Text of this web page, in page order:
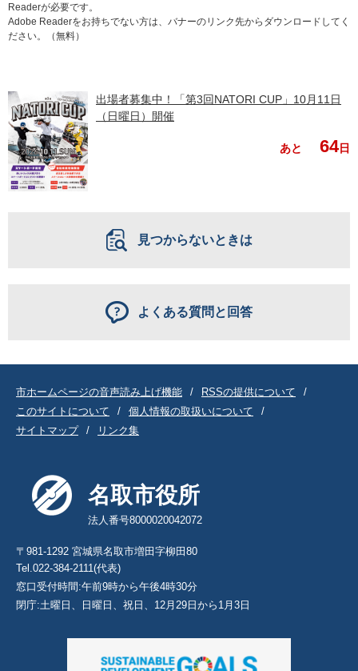
Readerが必要です。
Adobe Readerをお持ちでない方は、バナーのリンク先からダウンロードしてく
ださい。（無料）
出場者募集中！「第3回NATORI CUP」10月11日
（日曜日）開催
あと 64日
見つからないときは
よくある質問と回答
市ホームページの音声読み上げ機能
RSSの提供について
このサイトについて
個人情報の取扱いについて
サイトマップ
リンク集
名取市役所
法人番号8000020042072
〒981-1292 宮城県名取市増田字柳田80
Tel.022-384-2111(代表)
窓口受付時間:午前9時から午後4時30分
閉庁:土曜日、日曜日、祝日、12月29日から1月3日